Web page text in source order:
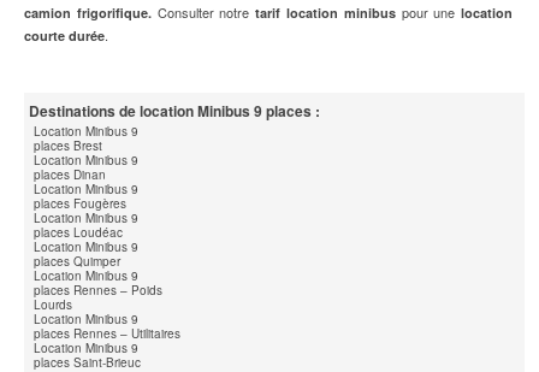
camion frigorifique.Consulter notretarif location minibuspour unelocation
courte durée.
Destinations de location Minibus 9 places :
Location Minibus 9
places Brest
Location Minibus 9
places Dinan
Location Minibus 9
places Fougères
Location Minibus 9
places Loudéac
Location Minibus 9
places Quimper
Location Minibus 9
places Rennes – Poids
Lourds
Location Minibus 9
places Rennes – Utilitaires
Location Minibus 9
places Saint-Brieuc